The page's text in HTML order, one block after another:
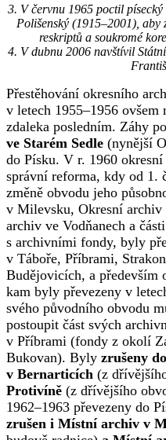
3. V červnu 1965 poctil
Polišenský (1915–2001),
reskriptů a soukromé
4. V dubnu 2006 navštívil
Přestěhování okresního
v letech 1955–1956
zdaleka posledním. Záhy
ve Starém Sedle (nynější
do Písku. V r. 1960
správní reforma, kdy od 1.
změně obvodu jeho
v Milevsku, Okresní
archiv ve Vodňanech a
s archivními fondy, byly
v Táboře, Příbrami,
Budějovicích, a především
kam byly převezeny v
svého původního obvodu
postoupit část svých
v Příbrami (fondy z okolí
Bukovan). Byly zrušeny
v Bernarticích (z
Protivíně (z dřívějšího
1962–1963 převezeny do
zrušen i Místní archiv v